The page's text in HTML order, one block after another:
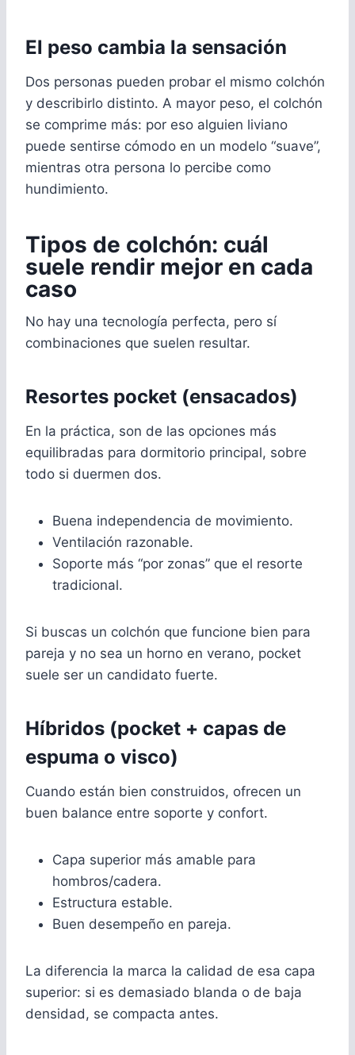
El peso cambia la sensación
Dos personas pueden probar el mismo colchón
y describirlo distinto. A mayor peso, el colchón
se comprime más: por eso alguien liviano
puede sentirse cómodo en un modelo “suave”,
mientras otra persona lo percibe como
hundimiento.
Tipos de colchón: cuál
suele rendir mejor en cada
caso
No hay una tecnología perfecta, pero sí
combinaciones que suelen resultar.
Resortes pocket (ensacados)
En la práctica, son de las opciones más
equilibradas para dormitorio principal, sobre
todo si duermen dos.
Buena independencia de movimiento.
Ventilación razonable.
Soporte más “por zonas” que el resorte
tradicional.
Si buscas un colchón que funcione bien para
pareja y no sea un horno en verano, pocket
suele ser un candidato fuerte.
Híbridos (pocket + capas de
espuma o visco)
Cuando están bien construidos, ofrecen un
buen balance entre soporte y confort.
Capa superior más amable para
hombros/cadera.
Estructura estable.
Buen desempeño en pareja.
La diferencia la marca la calidad de esa capa
superior: si es demasiado blanda o de baja
densidad, se compacta antes.